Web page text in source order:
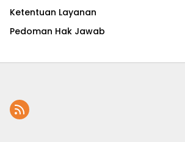
Ketentuan Layanan
Pedoman Hak Jawab